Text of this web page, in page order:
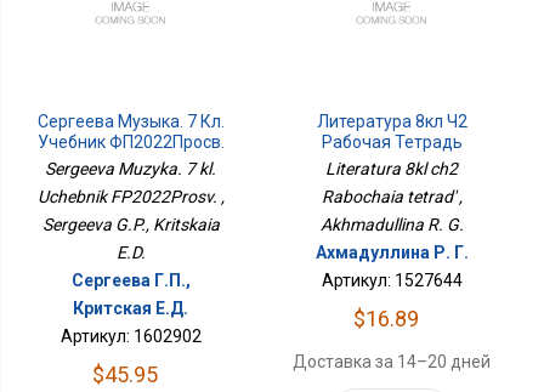
Сергеева Музыка. 7 Кл.
Учебник ФП2022Просв.
Sergeeva Muzyka. 7 kl.
Uchebnik FP2022Prosv. ,
Sergeeva G.P., Kritskaia
E.D.
Сергеева Г.П.,
Критская Е.Д.
Артикул: 1602902
$45.95
Литература 8кл Ч2
Рабочая Тетрадь
Literatura 8kl ch2
Rabochaia tetrad' ,
Akhmadullina R. G.
Ахмадуллина Р. Г.
Артикул: 1527644
$16.89
Доставка за 14–20 дней